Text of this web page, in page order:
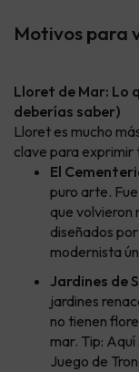
Motivos para
Lloret de Mar: Lo
deberías saber)
Lloret es mucho
clave para exprimir
El
puro arte.
que volvieron
diseñados
modernista
Jardines de
jardines
no tienen
mar. Tip:
Juego de